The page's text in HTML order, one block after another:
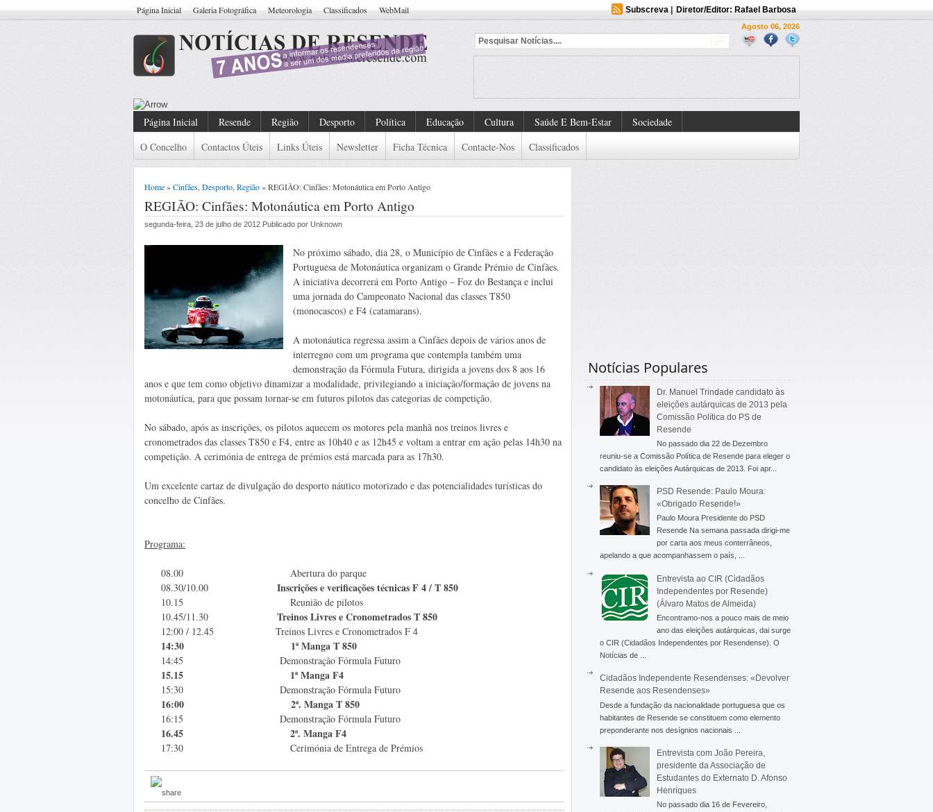
Página Inicial Galeria Fotográfica Meteorologia Classificados WebMail Subscreva| Diretor/Editor: Rafael Barbosa
Agosto 06, 2026
Página Inicial Resende Região Desporto Política Educação Cultura Saúde E Bem-Estar
Sociedade
O Concelho
Contactos Úteis Links Úteis Newsletter Ficha Técnica Contacte-Nos Classificados
Home»Cinfães Desporto Região» REGIÃO: Cinfães: Motonáutica em Porto Antigo
REGIÃO: Cinfães: Motonáutica em Porto Antigo
segunda-feira, 23 de julho de 2012 Publicado por Unknown
No próximo sábado, dia 28, o Município de Cinfães e a Federação
Portuguesa de Motonáutica organizam o Grande Prémio de Cinfães.
A iniciativa decorrerá em Porto Antigo – Foz do Bestança e inclui
uma jornada do Campeonato Nacional das classes T850
(monocascos) e F4 (catamarans).
A motonáutica regressa assim a Cinfães depois de vários anos de
interregno com um programa que contempla também uma
demonstração da Fórmula Futura, dirigida a jovens dos 8 aos 16
anos e que tem como objetivo dinamizar a modalidade, privilegiando a iniciação/formação de jovens na
motonáutica, para que possam tornar-se em futuros pilotos das categorias de competição.
No sábado, após as inscrições, os pilotos aquecem os motores pela manhã nos treinos livres e
cronometrados das classes T850 e F4, entre as 10h40 e as 12h45 e voltam a entrar em ação pelas 14h30 na
competição. A cerimónia de entrega de prémios está marcada para as 17h30.
Um excelente cartaz de divulgação do desporto náutico motorizado e das potencialidades turísticas do
concelho de Cinfães.
Programa:
08.00 Abertura do parque
08.30/10.00 Inscrições e verificações técnicas F 4 / T 850
10.15 Reunião de pilotos
10.45/11.30 Treinos Livres e Cronometrados T 850
12:00 / 12.45 Treinos Livres e Cronometrados F 4
14:30 1ª Manga T 850
14:45 Demonstração Fórmula Futuro
15.15 1ª Manga F4
15:30 Demonstração Fórmula Futuro
16:00 2ª. Manga T 850
16:15 Demonstração Fórmula Futuro
16.45 2ª. Manga F4
17:30 Cerimónia de Entrega de Prémios
Notícias Populares
Dr. Manuel Trindade candidato às
eleições autárquicas de 2013 pela
Comissão Política do PS de
Resende
No passado dia 22 de Dezembro
reuniu-se a Comissão Política de Resende para eleger o
candidato às eleições Autárquicas de 2013. Foi apr...
PSD Resende: Paulo Moura:
«Obrigado Resende!»
Paulo Moura Presidente do PSD
Resende Na semana passada dirigi-me
por carta aos meus conterrâneos,
apelando a que acompanhassem o país, ...
Entrevista ao CIR (Cidadãos
Independentes por Resende)
(Álvaro Matos de Almeida)
Encontramo-nos a pouco mais de meio
ano das eleições autárquicas, dai surge
o CIR (Cidadãos Independentes por Resendense). O
Notícias de ...
Cidadãos Independente Resendenses: «Devolver
Resende aos Resendenses»
Desde a fundação da nacionalidade portuguesa que os
habitantes de Resende se constituem como elemento
preponderante nos desígnios nacionais ...
Entrevista com João Pereira,
presidente da Associação de
Estudantes do Externato D. Afonso
Henriques
No passado dia 16 de Fevereiro,